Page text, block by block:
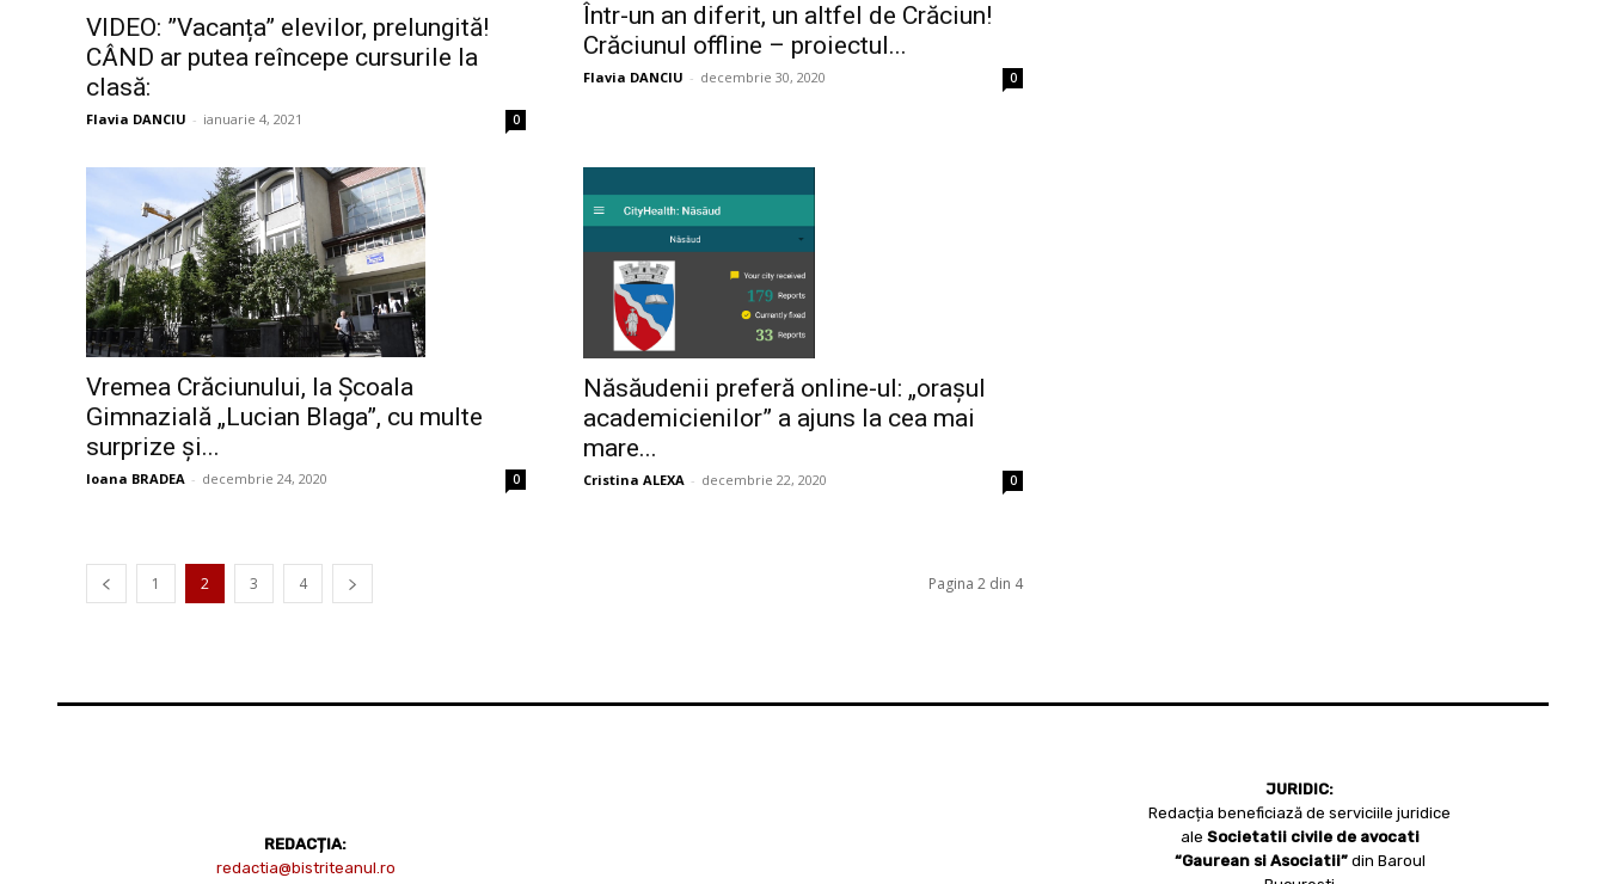
VIDEO: ”Vacanța” elevilor, prelungită!
CÂND ar putea reîncepe cursurile la
clasă:
Flavia DANCIU - ianuarie 4, 2021 0
Într-un an diferit, un altfel de Crăciun!
Crăciunul offline – proiectul...
Flavia DANCIU - decembrie 30, 2020 0
Vremea Crăciunului, la Școala
Gimnazială „Lucian Blaga”, cu multe
surprize și...
Ioana BRADEA - decembrie 24, 2020 0
Năsăudenii preferă online-ul: „orașul
academicienilor” a ajuns la cea mai
mare...
Cristina ALEXA - decembrie 22, 2020 0
1 2 3 4 Pagina 2 din 4
REDACȚIA:
redactia@bistriteanul.ro
JURIDIC:
Redacția beneficiază de serviciile juridice
ale Societatii civile de avocati
“Gaurean si Asociatii” din Baroul